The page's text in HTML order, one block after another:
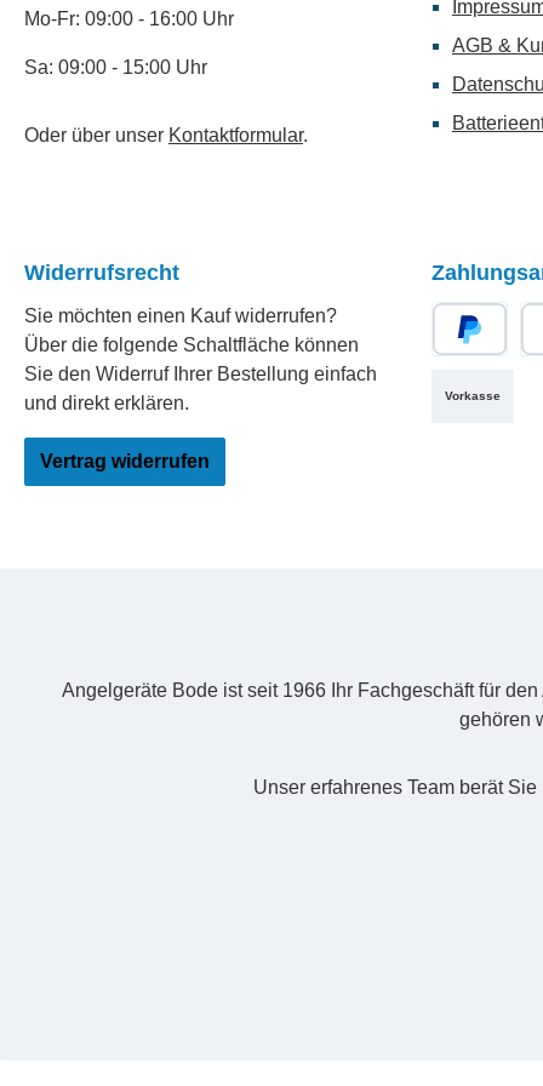
Mo-Fr: 09:00 - 16:00 Uhr
Sa: 09:00 - 15:00 Uhr
Oder über unser Kontaktformular.
AGB &
Widerrufsrecht
Sie möchten einen Kauf widerrufen?
Über die folgende Schaltfläche können
Sie den Widerruf Ihrer Bestellung einfach
und direkt erklären.
Vertrag widerrufen
Vorkasse
Angelgeräte Bode ist seit 1966 Ihr Fachgeschäft für
gehören
Unser erfahrenes Team berät